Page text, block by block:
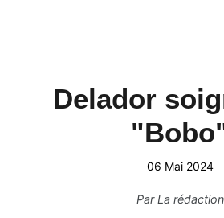
Delador
06 Mai 2024
ParLa rédaction